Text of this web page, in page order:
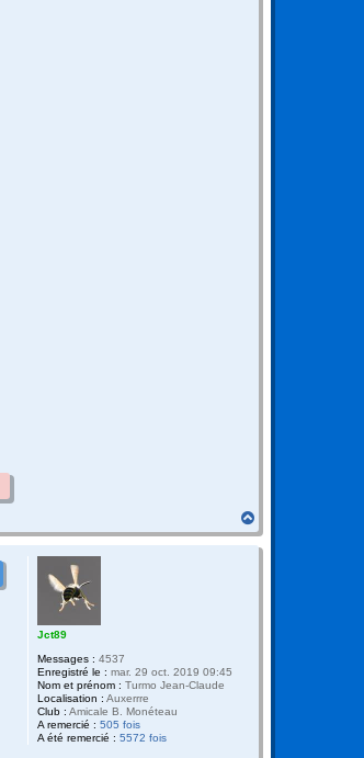
a
u
Jct89
Messages : 4537
Enregistré le : mar. 29 oct. 2019 09:45
Nom et prénom : Turmo Jean-Claude
Localisation : Auxerrre
Club : Amicale B. Monéteau
A remercié : 505 fois
A été remercié : 5572 fois